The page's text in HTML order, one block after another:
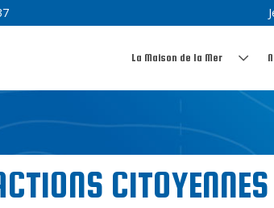
La Maison de la Mer